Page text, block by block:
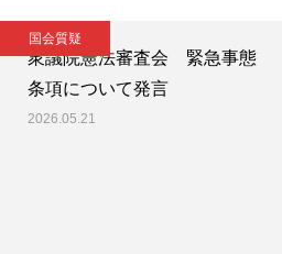
国会質疑
衆議院憲法審査会 緊急事態
条項について発言
2026.05.21